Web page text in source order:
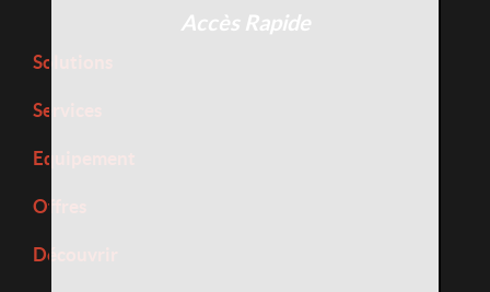
Accès Rapide
Solutions
Services
Equipement
Offres
Découvrir